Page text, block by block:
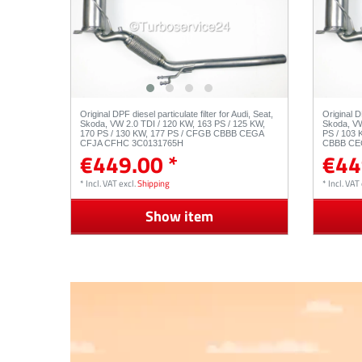
Original DPF diesel particulate filter for Audi, Seat,
Skoda, VW 2.0 TDI / 120 KW, 163 PS / 125 KW,
170 PS / 130 KW, 177 PS / CFGB CBBB CEGA
CFJA CFHC 3C0131765H
€449.00 *
* Incl. VATexcl.Shipping
Show item
Original
Skoda,
PS / 103
CBBB
* Incl. VAT